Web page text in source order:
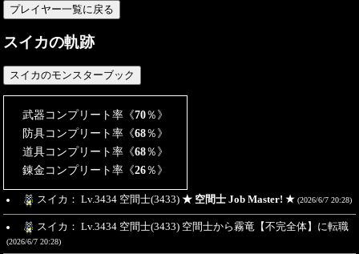
スイカの軌跡
武器コンプリート率《70％》
防具コンプリート率《68％》
道具コンプリート率《68％》
錬金コンプリート率《26％》
スイカ： Lv.3434 空間士(3433) ★ 空間士 Job Master! ★ (2026/6/7 20:28)
スイカ： Lv.3434 空間士(3433) 空間士から霧竜【不完全体】に転職
(2026/6/7 20:28)